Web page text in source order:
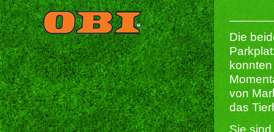
Die
von
das
Sie